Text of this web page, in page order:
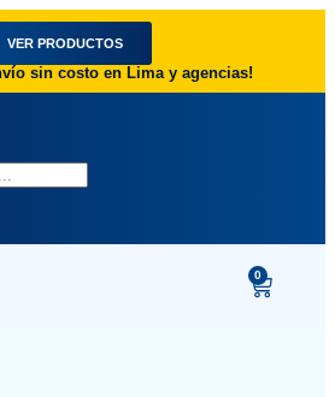
VER PRODUCTOS
sin costo en Lima y agencias!
0